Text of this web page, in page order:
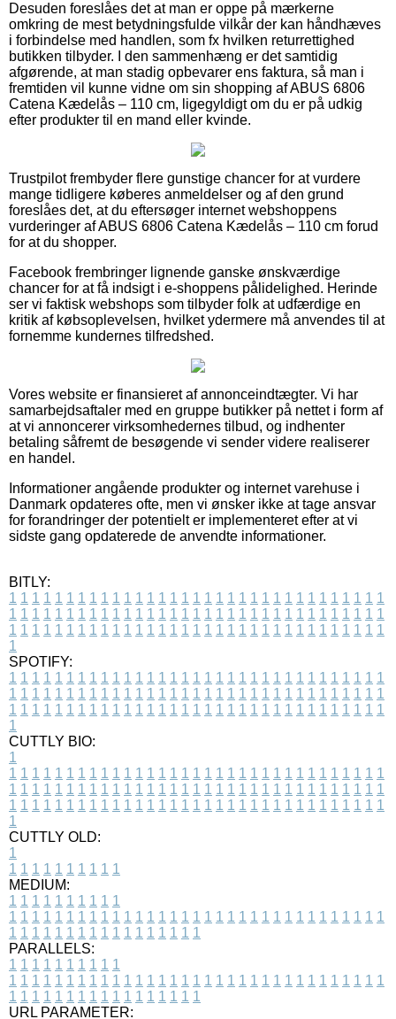
Desuden foreslåes det at man er oppe på mærkerne
omkring de mest betydningsfulde vilkår der kan håndhæves
i forbindelse med handlen, som fx hvilken returrettighed
butikken tilbyder. I den sammenhæng er det samtidig
afgørende, at man stadig opbevarer ens faktura, så man i
fremtiden vil kunne vidne om sin shopping af ABUS 6806
Catena Kædelås – 110 cm, ligegyldigt om du er på udkig
efter produkter til en mand eller kvinde.
Trustpilot frembyder flere gunstige chancer for at vurdere
mange tidligere køberes anmeldelser og af den grund
foreslåes det, at du eftersøger internet webshoppens
vurderinger af ABUS 6806 Catena Kædelås – 110 cm forud
for at du shopper.
Facebook frembringer lignende ganske ønskværdige
chancer for at få indsigt i e-shoppens pålidelighed. Herinde
ser vi faktisk webshops som tilbyder folk at udfærdige en
kritik af købsoplevelsen, hvilket ydermere må anvendes til at
fornemme kundernes tilfredshed.
Vores website er finansieret af annonceindtægter. Vi har
samarbejdsaftaler med en gruppe butikker på nettet i form af
at vi annoncerer virksomhedernes tilbud, og indhenter
betaling såfremt de besøgende vi sender videre realiserer
en handel.
Informationer angående produkter og internet varehuse i
Danmark opdateres ofte, men vi ønsker ikke at tage ansvar
for forandringer der potentielt er implementeret efter at vi
sidste gang opdaterede de anvendte informationer.
BITLY:
1 1 1 1 1 1 1 1 1 1 1 1 1 1 1 1 1 1 1 1 1 1 1 1 1 1 1 1 1 1 1 1 1
1 1 1 1 1 1 1 1 1 1 1 1 1 1 1 1 1 1 1 1 1 1 1 1 1 1 1 1 1 1 1 1 1
1 1 1 1 1 1 1 1 1 1 1 1 1 1 1 1 1 1 1 1 1 1 1 1 1 1 1 1 1 1 1 1 1
1
SPOTIFY:
1 1 1 1 1 1 1 1 1 1 1 1 1 1 1 1 1 1 1 1 1 1 1 1 1 1 1 1 1 1 1 1 1
1 1 1 1 1 1 1 1 1 1 1 1 1 1 1 1 1 1 1 1 1 1 1 1 1 1 1 1 1 1 1 1 1
1 1 1 1 1 1 1 1 1 1 1 1 1 1 1 1 1 1 1 1 1 1 1 1 1 1 1 1 1 1 1 1 1
1
CUTTLY BIO:
1
1 1 1 1 1 1 1 1 1 1 1 1 1 1 1 1 1 1 1 1 1 1 1 1 1 1 1 1 1 1 1 1 1
1 1 1 1 1 1 1 1 1 1 1 1 1 1 1 1 1 1 1 1 1 1 1 1 1 1 1 1 1 1 1 1 1
1 1 1 1 1 1 1 1 1 1 1 1 1 1 1 1 1 1 1 1 1 1 1 1 1 1 1 1 1 1 1 1 1
1
CUTTLY OLD:
1
1 1 1 1 1 1 1 1 1 1
MEDIUM:
1 1 1 1 1 1 1 1 1 1
1 1 1 1 1 1 1 1 1 1 1 1 1 1 1 1 1 1 1 1 1 1 1 1 1 1 1 1 1 1 1 1 1
1 1 1 1 1 1 1 1 1 1 1 1 1 1 1 1 1
PARALLELS:
1 1 1 1 1 1 1 1 1 1
1 1 1 1 1 1 1 1 1 1 1 1 1 1 1 1 1 1 1 1 1 1 1 1 1 1 1 1 1 1 1 1 1
1 1 1 1 1 1 1 1 1 1 1 1 1 1 1 1 1
URL PARAMETER: